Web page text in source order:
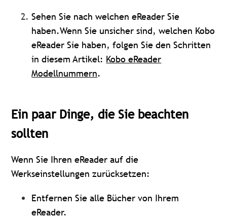
Sehen Sie nach welchen eReader Sie
haben.Wenn Sie unsicher sind, welchen Kobo
eReader Sie haben, folgen Sie den Schritten
in diesem Artikel: Kobo eReader
Modellnummern.
Ein paar Dinge, die Sie beachten
sollten
Wenn Sie Ihren eReader auf die
Werkseinstellungen zurücksetzen:
Entfernen Sie alle Bücher von Ihrem
eReader.